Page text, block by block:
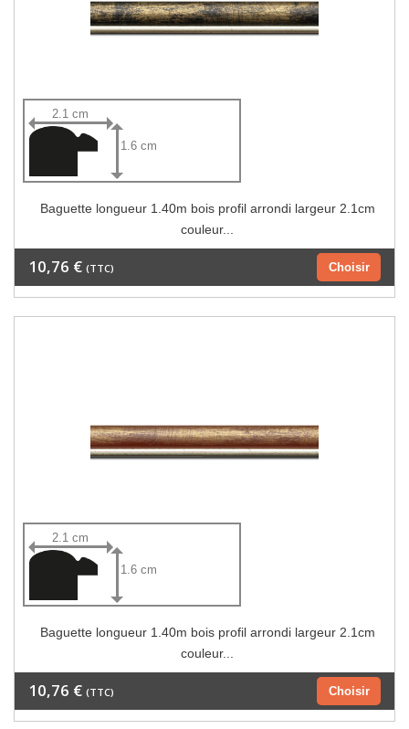
2.1 cm
1.6 cm
Baguette longueur 1.40m bois profil arrondi largeur 2.1cm
couleur...
Choisir
10,76 € (TTC)
2.1 cm
1.6 cm
Baguette longueur 1.40m bois profil arrondi largeur 2.1cm
couleur...
Choisir
10,76 € (TTC)